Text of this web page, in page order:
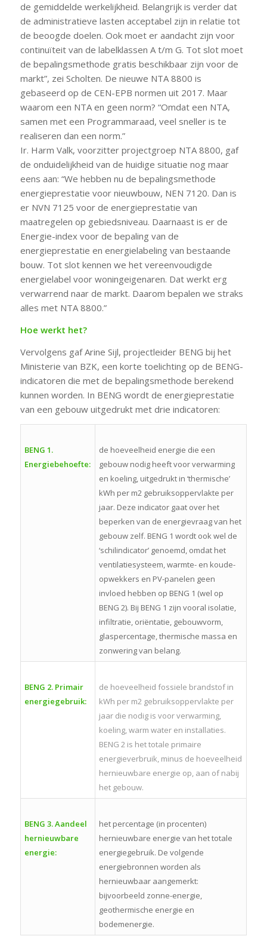
de gemiddelde werkelijkheid. Belangrijk is verder dat
de administratieve lasten acceptabel zijn in relatie tot
de beoogde doelen. Ook moet er aandacht zijn voor
continuïteit van de labelklassen A t/m G. Tot slot moet
de bepalingsmethode gratis beschikbaar zijn voor de
markt”, zei Scholten. De nieuwe NTA 8800 is
gebaseerd op de CEN-EPB normen uit 2017. Maar
waarom een NTA en geen norm? “Omdat een NTA,
samen met een Programmaraad, veel sneller is te
realiseren dan een norm.”
Ir. Harm Valk, voorzitter projectgroep NTA 8800, gaf
de onduidelijkheid van de huidige situatie nog maar
eens aan: “We hebben nu de bepalingsmethode
energieprestatie voor nieuwbouw, NEN 7120. Dan is
er NVN 7125 voor de energieprestatie van
maatregelen op gebiedsniveau. Daarnaast is er de
Energie-index voor de bepaling van de
energieprestatie en energielabeling van bestaande
bouw. Tot slot kennen we het vereenvoudigde
energielabel voor woningeigenaren. Dat werkt erg
verwarrend naar de markt. Daarom bepalen we straks
alles met NTA 8800.”
Hoe werkt het?
Vervolgens gaf Arine Sijl, projectleider BENG bij het
Ministerie van BZK, een korte toelichting op de BENG-
indicatoren die met de bepalingsmethode berekend
kunnen worden. In BENG wordt de energieprestatie
van een gebouw uitgedrukt met drie indicatoren:
BENG 1.
Energiebehoefte:
de hoeveelheid energie die een
gebouw nodig heeft voor verwarming
en koeling, uitgedrukt in ‘thermische’
kWh per m2 gebruiksoppervlakte per
jaar. Deze indicator gaat over het
beperken van de energievraag van het
gebouw zelf. BENG 1 wordt ook wel de
‘schilindicator’ genoemd, omdat het
ventilatiesysteem, warmte- en koude-
opwekkers en PV-panelen geen
invloed hebben op BENG 1 (wel op
BENG 2). Bij BENG 1 zijn vooral isolatie,
infiltratie, oriëntatie, gebouwvorm,
glaspercentage, thermische massa en
zonwering van belang.
BENG 2. Primair
energiegebruik:
de hoeveelheid fossiele brandstof in
kWh per m2 gebruiksoppervlakte per
jaar die nodig is voor verwarming,
koeling, warm water en installaties.
BENG 2 is het totale primaire
energieverbruik, minus de hoeveelheid
hernieuwbare energie op, aan of nabij
het gebouw.
BENG 3. Aandeel
hernieuwbare
energie:
het percentage (in procenten)
hernieuwbare energie van het totale
energiegebruik. De volgende
energiebronnen worden als
hernieuwbaar aangemerkt:
bijvoorbeeld zonne-energie,
geothermische energie en
bodemenergie.